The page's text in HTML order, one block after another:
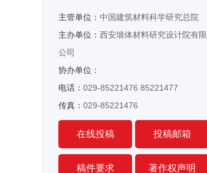
主管单位： 中国建筑材料科学研究总院
主办单位： 西安墙体材料研究设计院有限
公司
协办单位：
电话： 029-85221476 85221477
传真： 029-85221476
在线投稿 投稿邮箱
稿件要求 著作权声明